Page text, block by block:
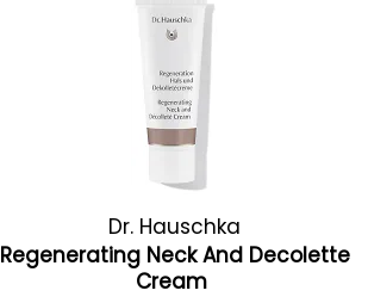
Dr. Hauschka
Regenerating Neck And Decolette
Cream